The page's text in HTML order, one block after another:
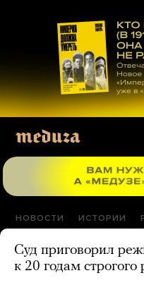
материалам
НОВОСТИ ИСТОРИИ
Суд приговорил
к 20 годам